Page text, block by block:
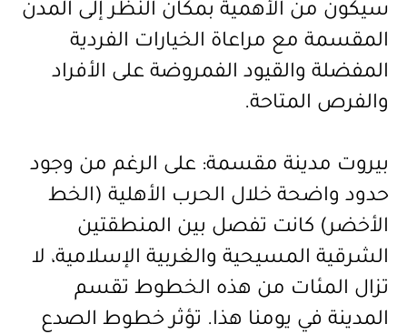
سيكون من الأهمية بمكان النظر إلى المدن
المقسمة مع مراعاة الخيارات الفردية
المفضلة والقيود الفمروضة على الأفراد
والفرص المتاحة.
بيروت مدينة مقسمة: على الرغم من وجود
حدود واضحة خلال الحرب الأهلية (الخط
الأخضر) كانت تفصل بين المنطقتين
الشرقية المسيحية والغربية الإسلامية، لا
تزال المئات من هذه الخطوط تقسم
المدينة في يومنا هذا. تؤثر خطوط الصدع